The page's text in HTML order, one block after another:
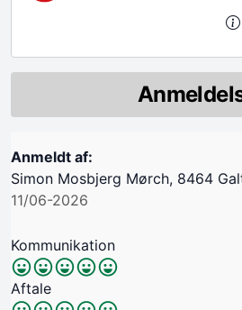
Anmeldt af:
Simon Mosbjerg Mørch, 8464
11/06-2026
Kommunikation
Aftale